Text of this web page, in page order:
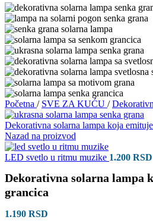
Početna / SVE ZA KUĆU /
Dekorativna solarna lampa koja
Nazad na proizvod
LED svetlo u ritmu muzike 1.200 RSD
Dekorativna solarna lampa
grancica
1.190 RSD